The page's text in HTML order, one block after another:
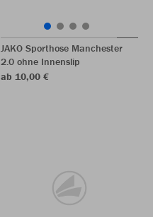
JAKO Sporthose Manchester
2.0 ohne Innenslip
ab 10,00 €